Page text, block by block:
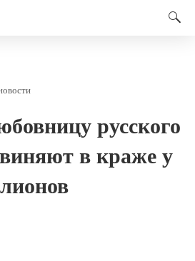
русского
в краже у